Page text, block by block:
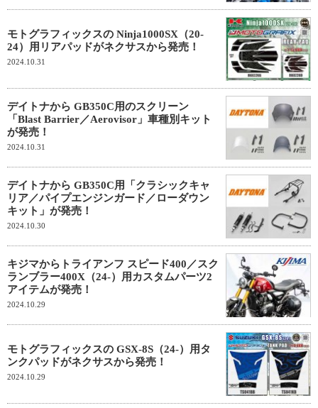
モトグラフィックスの Ninja1000SX（20-
24）用リアパッドがネクサスから発売！
2024.10.31
デイトナから GB350C用のスクリーン
「Blast Barrier／Aerovisor」車種別キット
が発売！
2024.10.31
デイトナから GB350C用「クラシックキャ
リア／パイプエンジンガード／ローダウン
キット」が発売！
2024.10.30
キジマからトライアンフ スピード400／スク
ランブラー400X（24-）用カスタムパーツ2
アイテムが発売！
2024.10.29
モトグラフィックスの GSX-8S（24-）用タ
ンクパッドがネクサスから発売！
2024.10.29